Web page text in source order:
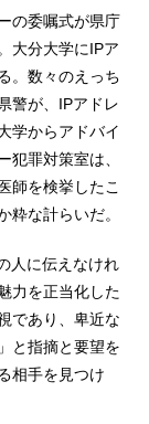
の委嘱式が県庁
大分大学にIPア
。数々のえっち
警が、IPアドレ
学からアドバイ
犯罪対策室は、
師を検挙したこ
粋な計らいだ。
人に伝えなけれ
力を正当化した
であり、卑近な
と指摘と要望を
相手を見つけ